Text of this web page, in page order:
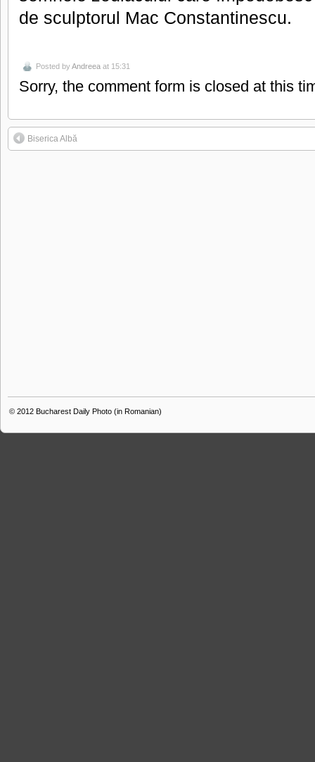
de sculptorul Mac Constantinescu.
Posted byAndreea at 15:31
Sorry, the comment form is closed at this
Biserica Albă
© 2012 Bucharest Daily Photo (in Romanian)